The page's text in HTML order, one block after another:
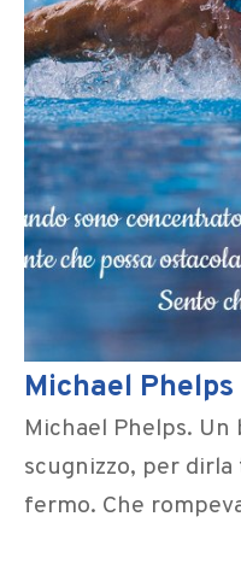
Michael Phelps
Michael Phelps.
scugnizzo, per
fermo. Che